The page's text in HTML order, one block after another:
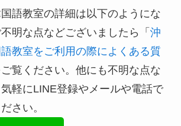
語教室の詳細は以下のようにな
明な点などございましたら「 沖
教室をご利用の際によくある質
ご覧ください。他にも不明な点な
軽にLINE登録やメールや電話で
さい。